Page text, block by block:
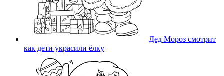
Дед Мороз смотрит
как дети украсили ёлку